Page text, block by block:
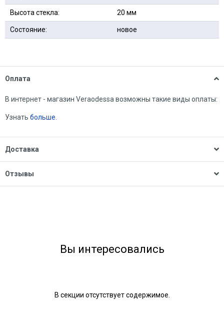
Высота стекла: 20 мм
Состояние: новое
Оплата
В интернет - магазин Veraodessa возможны такие виды оплаты:
Узнать больше.
Доставка
Отзывы
Вы интересовались
В секции отсутствует содержимое.